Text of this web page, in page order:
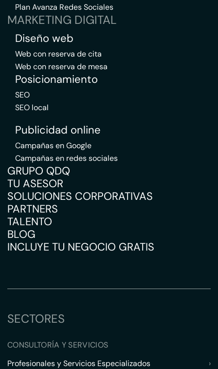
Plan Avanza Redes Sociales
MARKETING DIGITAL
Diseño web
Web con reserva de cita
Web con reserva de mesa
Posicionamiento
SEO
SEO local
Publicidad online
Campañas en Google
Campañas en redes sociales
GRUPO QDQ
TU ASESOR
SOLUCIONES CORPORATIVAS
PARTNERS
TALENTO
BLOG
INCLUYE TU NEGOCIO GRATIS
SECTORES
CONSULTORÍA Y SERVICIOS
Profesionales y Servicios Especializados
›